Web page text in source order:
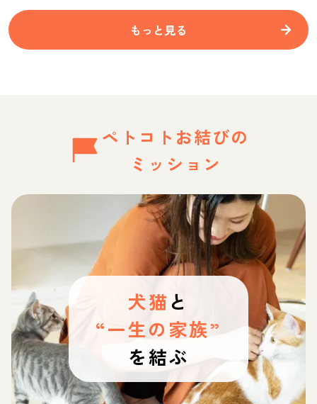
もっと見る
ペトコトお結びの
ミッション
犬猫 と
“一生の家族”
を結ぶ